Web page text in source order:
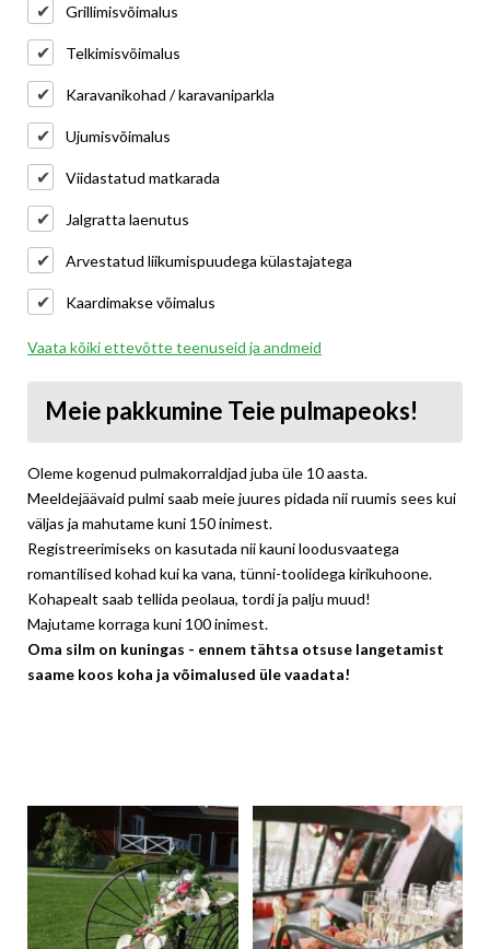
Grillimisvõimalus
Telkimisvõimalus
Karavanikohad / karavaniparkla
Ujumisvõimalus
Viidastatud matkarada
Jalgratta laenutus
Arvestatud liikumispuudega külastajatega
Kaardimakse võimalus
Vaata kõiki ettevõtte teenuseid ja andmeid
Meie pakkumine Teie pulmapeoks!
Oleme kogenud pulmakorraldjad juba üle 10 aasta.
Meeldejäävaid pulmi saab meie juures pidada nii ruumis sees kui
väljas ja mahutame kuni 150 inimest.
Registreerimiseks on kasutada nii kauni loodusvaatega
romantilised kohad kui ka vana, tünni-toolidega kirikuhoone.
Kohapealt saab tellida peolaua, tordi ja palju muud!
Majutame korraga kuni 100 inimest.
Oma silm on kuningas - ennem tähtsa otsuse langetamist
saame koos koha ja võimalused üle vaadata!